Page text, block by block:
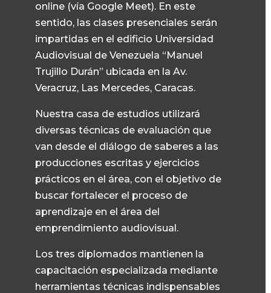
online (vía Google Meet). En este
sentido, las clases presenciales serán
impartidas en el edificio Universidad
Audiovisual de Venezuela “Manuel
Trujillo Durán” ubicada en la Av.
Veracruz, Las Mercedes, Caracas.
Nuestra casa de estudios utilizará
diversas técnicas de evaluación que
van desde el diálogo de saberes a las
producciones escritas y ejercicios
prácticos en el área, con el objetivo de
buscar fortalecer el proceso de
aprendizaje en el área del
emprendimiento audiovisual.
Los tres diplomados mantienen la
capacitación especializada mediante
herramientas técnicas indispensables